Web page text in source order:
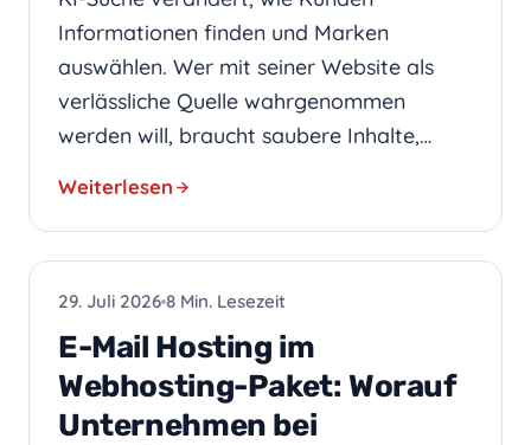
Informationen finden und Marken
auswählen. Wer mit seiner Website als
verlässliche Quelle wahrgenommen
werden will, braucht saubere Inhalte,…
Weiterlesen
HOSTING
29. Juli 2026 8 Min. Lesezeit
E-Mail Hosting im
Webhosting-Paket: Worauf
Unternehmen bei